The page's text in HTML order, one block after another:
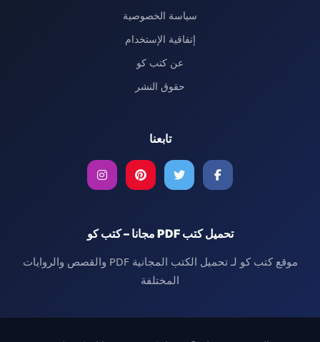
سياسة الخصوصية
إتفاقية الإستخدام
عن كتب كو
حقوق النشر
تابعنا
تحميل كتب PDF مجانا – كتب كو
موقع كتب كو لـ تحميل الكتب المجانية PDF والقصص والروايات
المختلفة